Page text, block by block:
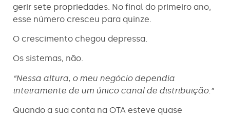
gerir sete propriedades. No final do primeiro ano,
esse número cresceu para quinze.
O crescimento chegou depressa.
Os sistemas, não.
“Nessa altura, o meu negócio dependia
inteiramente de um único canal de distribuição.”
Quando a sua conta na OTA esteve quase